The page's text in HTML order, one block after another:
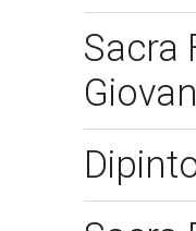
Sacra